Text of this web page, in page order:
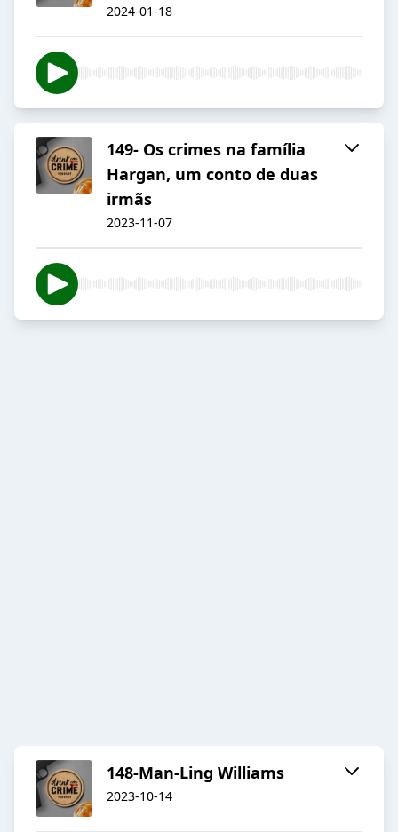
2024-01-18
149- Os crimes na família
Hargan, um conto de duas
irmãs
2023-11-07
148-Man-Ling Williams
2023-10-14